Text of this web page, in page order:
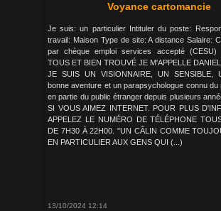
Voyance cartomancie
Je suis: un particulier Intituler du poste:
travail: Maison Type de site: A distance Salaire:
par chèque emploi services accepté (CESU)
TOUS ET BIEN TROUVÉ JE M'APPELLE
JE SUIS UN VISIONNAIRE, UN SENSIBLE,
bonne aventure et un parapsychologue connu du
en partie du public étranger depuis plusieurs
SI VOUS AIMEZ INTERNET. POUR PLUS
APPELEZ LE NUMÉRO DE TÉLÉPHONE
DE 7H30 À 22H00. "UN CÂLIN COMME
EN PARTICULIER AUX GENS QUI (...)
13/10/2024 12:14